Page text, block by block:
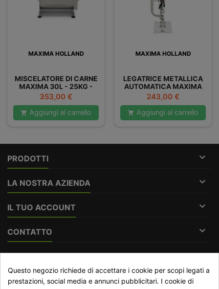
MAXIMA HOLLAND
MISCELATORE DI CARNE
MAXIMA 30L - 25KG -
DOPPIO
Prezzo
353,00 €
 Aggiungi al carrello
MAXIMA HOLLAND
LEGATRICE METALLICA
AUTOMATICA MAXIMA
Prezzo
243,00 €
 Aggiungi al carrello
PRODOTTI 
LA NOSTRA AZIENDA 
IL TUO ACCOUNT 
CONTATTO 
Traccia stato del recesso
Questo negozio richiede di accettare i cookie per scopi legati a
prestazioni, social media e annunci pubblicitari. I cookie di